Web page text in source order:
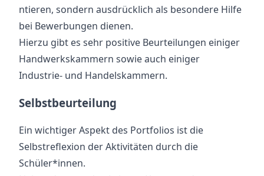
ntieren, sondern ausdrücklich als besondere Hilfe
bei Bewerbungen dienen.
Hierzu gibt es sehr positive Beurteilungen einiger
Handwerkskammern sowie auch einiger
Industrie- und Handelskammern.
Selbstbeurteilung
Ein wichtiger Aspekt des Portfolios ist die
Selbstreflexion der Aktivitäten durch die
Schüler*innen.